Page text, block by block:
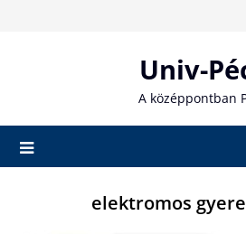
Univ-
A középpontban
elektromos